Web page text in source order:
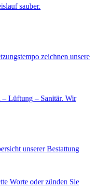
sauber.
zeichnen unsere
Lüftung – Sanitär. Wir
unserer Bestattung
Worte oder zünden Sie